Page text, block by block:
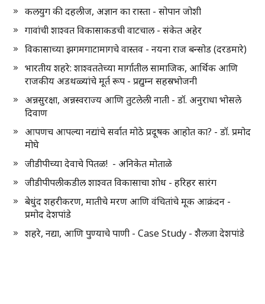
कलयुग की दहलीज, अज्ञान का रास्ता - सोपान जोशी
गावांची शाश्वत विकासाकडची वाटचाल - संकेत अहेर
विकासाच्या झगमगाटामागचे वास्तव - नयना राज बन्सोड (दरडमारे)
भारतीय शहरे: शाश्वततेच्या मार्गातील सामाजिक, आर्थिक आणि
राजकीय अडथळ्यांचे मूर्त रूप - प्रद्युम्न सहस्रभोजनी
अन्नसुरक्षा, अन्नस्वराज्य आणि तुटलेली नाती - डॉ. अनुराधा भोसले
दिवाण
आपणच आपल्या नद्यांचे सर्वात मोठे प्रदूषक आहोत का? - डॉ. प्रमोद
मोघे
जीडीपीच्या देवाचे पितळ! - अनिकेत मोताळे
जीडीपीपलीकडील शाश्वत विकासाचा शोध - हरिहर सारंग
बेधुंद शहरीकरण, मातीचे मरण आणि वंचितांचे मूक आक्रंदन -
प्रमोद देशपांडे
शहरे, नद्या, आणि पुण्याचे पाणी - Case Study - शैलजा देशपांडे